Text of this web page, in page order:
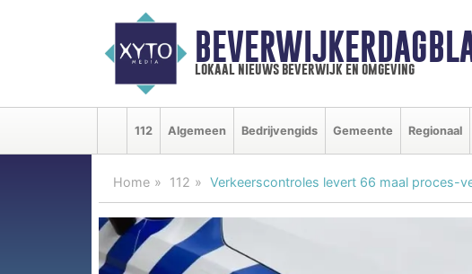
lokaal nieuws beverwijk en omgeving
112 Algemeen Bedrijvengids Gemeente Regionaal
Home 112 Verkeerscontroles levert 66 maal proces-